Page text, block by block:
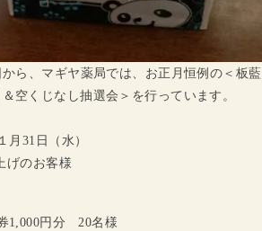
ら、マギヤ薬局では、お正月恒例の＜板藍
空くじなし抽選会＞を行っています。
月31日（水）
げのお客様
1,000円分 20名様